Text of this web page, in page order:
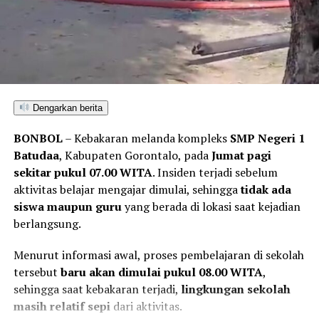
akan menelusuri seluruh pihak yang terlibat, mulai dari
pemilik lubang tambang, para pekerja di lapangan,
hingga pengelola tempat rendaman material,” pungkas
Dengarkan berita
BONBOL– Kebakaran melanda kompleks SMP Negeri 1
Batudaa, Kabupaten Gorontalo, padaJumat pagi
sekitar pukul 07.00 WITA. Insiden terjadi sebelum
aktivitas belajar mengajar dimulai, sehinggatidak ada
siswa maupun guruyang berada di lokasi saat kejadian
berlangsung.
Menurut informasi awal, proses pembelajaran di sekolah
tersebutbaru akan dimulai pukul 08.00 WITA,
sehingga saat kebakaran terjadi, lingkungan sekolah
masih relatif sepidari aktivitas.